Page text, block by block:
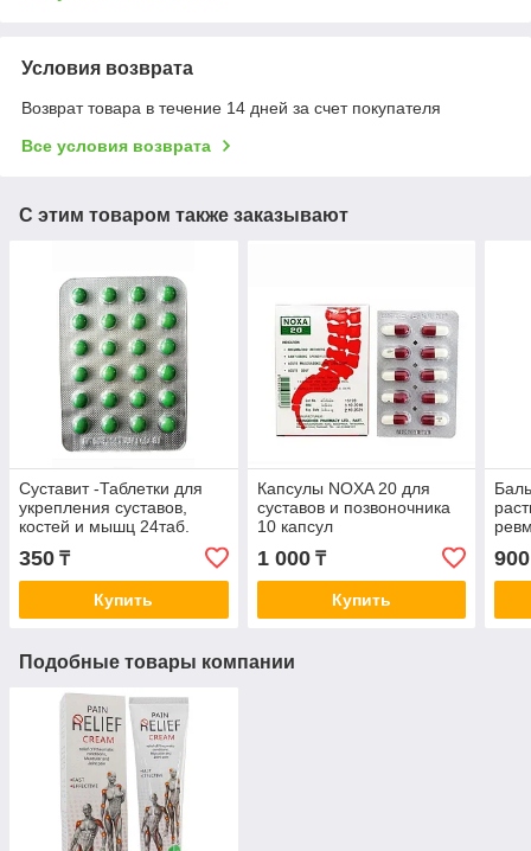
Условия возврата
Возврат товара в течение 14 дней за счет покупателя
Все условия возврата
С этим товаром также заказывают
Суставит -Таблетки для
укрепления суставов,
костей и мышц 24таб.
350 ₸
Купить
Капсулы NOXA 20 для
суставов и позвоночника
10 капсул
1 000₸
Купить
900
Подобные товары компании